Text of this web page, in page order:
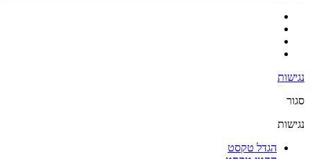
נגישות
סגור
נגישות
הגדל טקסט